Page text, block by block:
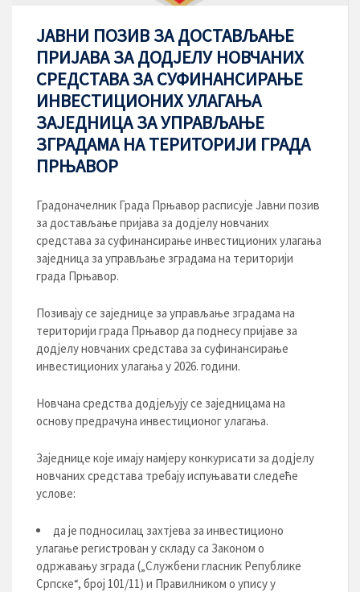
ЈАВНИ ПОЗИВ ЗА ДОСТАВЉАЊЕ
ПРИЈАВА ЗА ДОДЈЕЛУ НОВЧАНИХ
СРЕДСТАВА ЗА СУФИНАНСИРАЊЕ
ИНВЕСТИЦИОНИХ УЛАГАЊА
ЗАЈЕДНИЦА ЗА УПРАВЉАЊЕ
ЗГРАДАМА НА ТЕРИТОРИЈИ ГРАДА
ПРЊАВОР
Градоначелник Града Прњавор расписује Јавни позив
за достављање пријава за додјелу новчаних
средстава за суфинансирање инвестиционих улагања
заједница за управљање зградама на територији
града Прњавор.
Позивају се заједнице за управљање зградама на
територији града Прњавор да поднесу пријаве за
додјелу новчаних средстава за суфинансирање
инвестиционих улагања у 2026. години.
Новчана средства додјељују се заједницама на
основу предрачуна инвестиционог улагања.
Заједнице које имају намјеру конкурисати за додјелу
новчаних средстава требају испуњавати следеће
услове:
да је подносилац захтјева за инвестиционо
улагање регистрован у складу са Законом о
одржавању зграда („Службени гласник Републике
Српске“, број 101/11) и Правилником о упису у